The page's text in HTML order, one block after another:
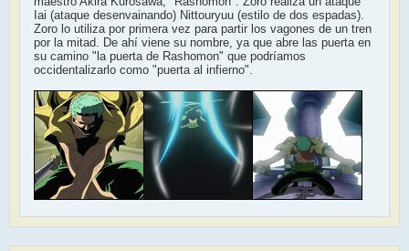
Iai (ataque desenvainando) Nittouryuu (estilo de dos espadas).
Zoro lo utiliza por primera vez para partir los vagones de un tren
por la mitad. De ahí viene su nombre, ya que abre las puerta en
su camino "la puerta de Rashomon" que podríamos
occidentalizarlo como "puerta al infierno".